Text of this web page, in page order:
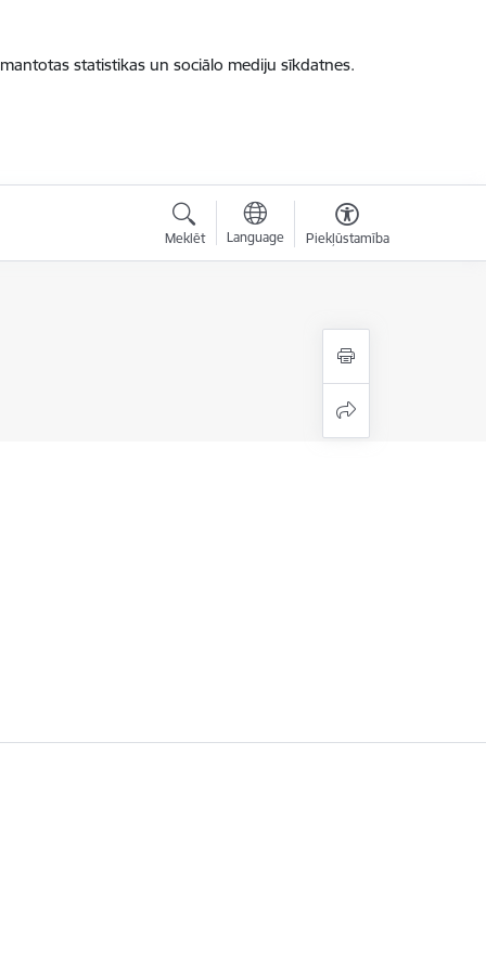
statistikas un sociālo mediju sīkdatnes.
Meklēt Language Piekļūstamība